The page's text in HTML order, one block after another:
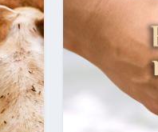
BESSER LEBEN
| |
🧓🏻
,Schamanismus|